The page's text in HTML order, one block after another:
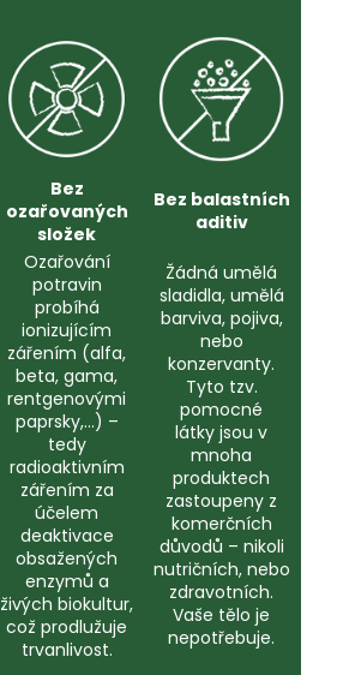
Bez
ozařovaných
složek
Bez balastních
aditiv
Ozařování
potravin
probíhá
ionizujícím
zářením (alfa,
beta, gama,
rentgenovými
paprsky,…) –
tedy
radioaktivním
zářením za
účelem
deaktivace
obsažených
enzymů a
živých biokultur,
což prodlužuje
trvanlivost.
Žádná umělá
sladidla, umělá
barviva, pojiva,
nebo
konzervanty.
Tyto tzv.
pomocné
látky jsou v
mnoha
produktech
zastoupeny z
komerčních
důvodů – nikoli
nutričních, nebo
zdravotních.
Vaše tělo je
nepotřebuje.